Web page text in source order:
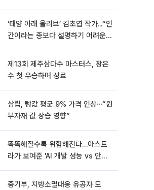
‘태양 아래 올리브’ 김초엽 작가...“인
간이라는 종보다 설명하기 어려운
뷰]
제13회 제주삼다수 마스터스, 장은
수 첫 우승하며 성료
삼립, 빵값 평균 9% 가격 인상⋯“원
부자재 값 상승 영향”
똑똑해질수록 위험해진다…아스트
라가 보여준 'AI 개발 성능 vs 안전
중기부, 지방소멸대응 유공자 모